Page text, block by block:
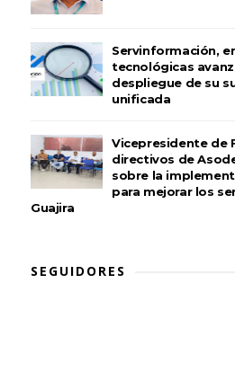
Servinformación,
tecnológicas
despliegue de su
unificada
Vicepresidente de
directivos de
sobre la
para mejorar los
Guajira
SEGUIDORES